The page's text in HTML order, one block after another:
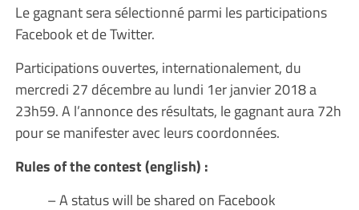
Le gagnant sera sélectionné parmi les participations
Facebook et de Twitter.
Participations ouvertes, internationalement, du
mercredi 27 décembre au lundi 1er janvier 2018 a
23h59. A l’annonce des résultats, le gagnant aura 72h
pour se manifester avec leurs coordonnées.
Rules of the contest (english) :
– A status will be shared on Facebook